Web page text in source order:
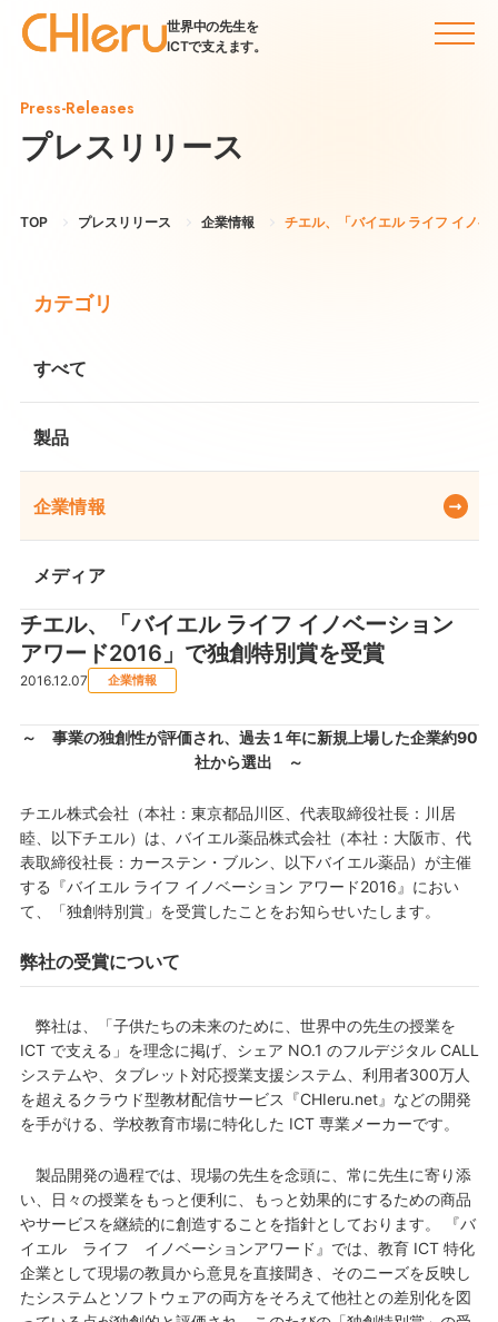
世界中の先生を
ICTで支えます。
Press-Releases
プレスリリース
TOP プレスリリース 企業情報 チエル、「バイエル ライフ イノ
カテゴリ
すべて
製品
企業情報
メディア
チエル、「バイエル ライフ イノベーション
アワード2016」で独創特別賞を受賞
2016.12.07 企業情報
～ 事業の独創性が評価され、過去１年に新規上場した企業約90
社から選出 ～
チエル株式会社（本社：東京都品川区、代表取締役社長：川居
睦、以下チエル）は、バイエル薬品株式会社（本社：大阪市、代
表取締役社長：カーステン・ブルン、以下バイエル薬品）が主催
する『バイエル ライフ イノベーション アワード2016』におい
て、「独創特別賞」を受賞したことをお知らせいたします。
弊社の受賞について
弊社は、「子供たちの未来のために、世界中の先生の授業を
ICT で支える」を理念に掲げ、シェア NO.1 のフルデジタル CALL
システムや、タブレット対応授業支援システム、利用者300万人
を超えるクラウド型教材配信サービス『CHIeru.net』などの開発
を手がける、学校教育市場に特化した ICT 専業メーカーです。
製品開発の過程では、現場の先生を念頭に、常に先生に寄り添
い、日々の授業をもっと便利に、もっと効果的にするための商品
やサービスを継続的に創造することを指針としております。 『バ
イエル ライフ イノベーションアワード』では、教育 ICT 特化
企業として現場の教員から意見を直接聞き、そのニーズを反映し
たシステムとソフトウェアの両方をそろえて他社との差別化を図